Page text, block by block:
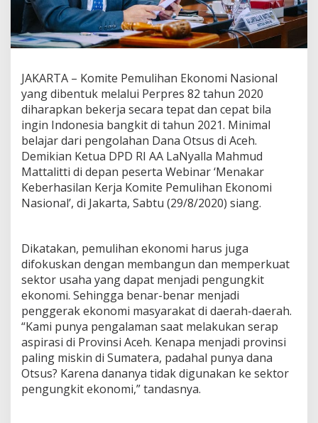
h
a
n
E
o
n
o
m
i
u
n
t
u
k
B
e
j
a
r
d
a
r
i
D
a
n
a
O
JAKARTA – Komite Pemulihan Ekonomi Nasional
yang dibentuk melalui Perpres 82 tahun 2020
diharapkan bekerja secara tepat dan cepat bila
ingin Indonesia bangkit di tahun 2021. Minimal
belajar dari pengolahan Dana Otsus di Aceh.
Demikian Ketua DPD RI AA LaNyalla Mahmud
Mattalitti di depan peserta Webinar ‘Menakar
Keberhasilan Kerja Komite Pemulihan Ekonomi
Nasional’, di Jakarta, Sabtu (29/8/2020) siang.
Dikatakan, pemulihan ekonomi harus juga
difokuskan dengan membangun dan memperkuat
sektor usaha yang dapat menjadi pengungkit
ekonomi. Sehingga benar-benar menjadi
penggerak ekonomi masyarakat di daerah-daerah.
“Kami punya pengalaman saat melakukan serap
aspirasi di Provinsi Aceh. Kenapa menjadi provinsi
paling miskin di Sumatera, padahal punya dana
Otsus? Karena dananya tidak digunakan ke sektor
pengungkit ekonomi,” tandasnya.